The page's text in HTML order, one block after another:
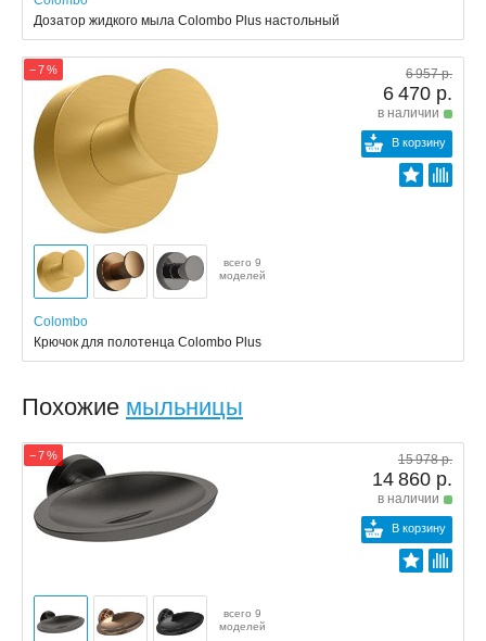
Дозатор жидкого мыла Colombo Plus настольный
− 7 % 6 957 р.
6 470 р.
в наличии
В корзину
всего 9
моделей
Colombo
Крючок для полотенца Colombo Plus
Похожие мыльницы
− 7 % 15 978 р.
14 860 р.
в наличии
В корзину
всего 9
моделей